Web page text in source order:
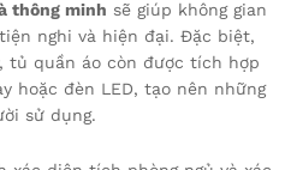
thông minh sẽ giúp không gian
nghi và hiện đại. Đặc biệt,
tủ quần áo còn được tích hợp
hoặc đèn LED, tạo nên những
sử dụng.